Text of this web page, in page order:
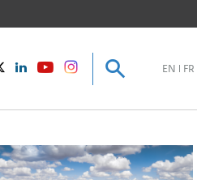
TwitterLinkedInYoutubeinstagram Suche
EN FR